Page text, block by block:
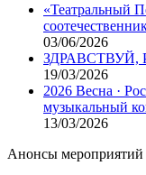
«Театральный
03/06/2026
ЗДРАВСТВУЙ,
19/03/2026
2026 Весна ·
музыкальный
13/03/2026
Анонсы мероприятий